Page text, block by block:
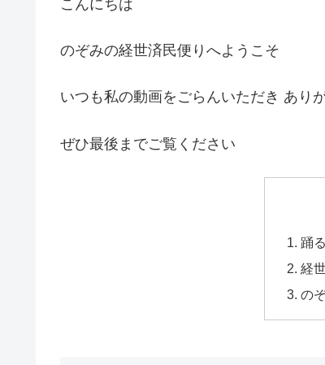
こんにちは
のぞみの経世済民便りへようこそ
いつも私の動画をごらんいただき あり
ぜひ最後までご覧ください
踊
経
の